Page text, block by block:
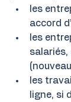
les
accord
les
les
ligne, si